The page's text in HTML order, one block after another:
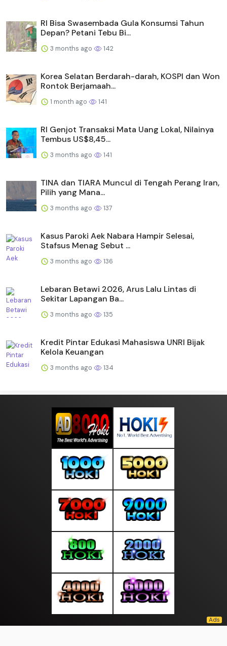
RI Bisa Swasembada Gula Konsumsi Tahun
Depan? Petani Tebu Bi...
3 months ago 142
Korea Selatan Berdarah-darah, KOSPI dan Won
Rontok Berjamaah...
1 month ago 141
RI Genjot Transaksi Mata Uang Lokal, Nilainya
Tembus US$8,45...
3 months ago 141
TINA dan TIARA Muncul di Tengah Perang Iran,
Pilih yang Mana...
3 months ago 137
Kasus Paroki Aek Nabara Hampir Selesai,
Stafsus Menag Sebut ...
3 months ago 136
Lebaran Betawi 2026, Arus Lalu Lintas di
Sekitar Lapangan Ba...
3 months ago 135
Kredit Pintar Edukasi Mahasiswa UNRI Bijak
Kelola Keuangan
3 months ago 134